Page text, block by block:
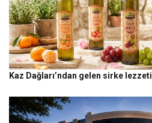
Kaz Dağları’ndan gelen sirke lezzeti